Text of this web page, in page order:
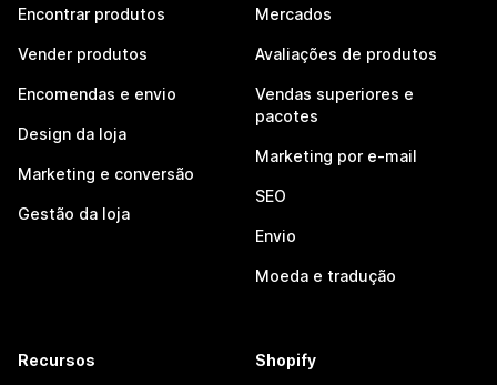
Encontrar produtos
Vender produtos
Encomendas e envio
Design da loja
Marketing e conversão
Gestão da loja
Mercados
Avaliações de produtos
Vendas superiores e
pacotes
Marketing por e-mail
SEO
Envio
Moeda e tradução
Recursos Shopify